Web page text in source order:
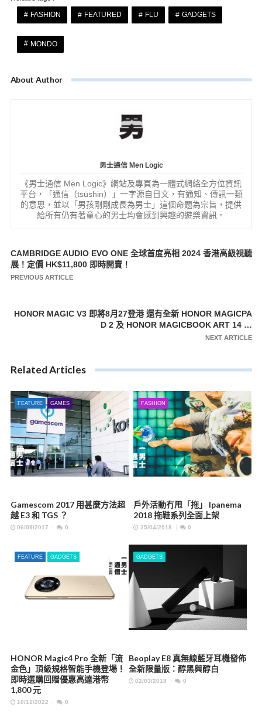
FASHION
FEATURED FLU GADGETS
MONDO
About Author
男士通信 Men Logic
《男士通信 Men Logic》網站及專頁為一體式網絡全方位資訊
平台，「通信（tsūshin）」一字源自日文，有通知、傳訊一類
的意思，並以「男孩剛剛成長為男士」這個命題為宗旨，提供
給所有仍有著童心的男士均會感到興趣的遊樂資訊。
文
章
覽
CAMBRIDGE AUDIO EVO ONE 全球首度亮相 2024 香港高級視聽
展！定價 HK$11,800 即時開賣！
PREVIOUS ARTICLE
HONOR MAGIC V3 即將8月27登港 還有全新 HONOR MAGICPA
D 2 及 HONOR MAGICBOOK ART 14 …
NEXT ARTICLE
Related Articles
FEATURE GAMES
Gamescom 2017 用甚麼方法超
越 E3 和 TGS ？
06/09/2017 0
FASHION
戶外活動冇甩「拖」 Ipanema
2018 拖鞋系列全面上架
25/04/2018 0
FEATURE GADGETS
HONOR Magic4 Pro 全新「流
金色」頂級規格智能手機登場！
即時選購回贈優惠高達港幣
1,800 元
10/11/2022 0
GADGETS
Beoplay E8 真無線藍牙耳機發佈
全新限量版：醇黑與醇白
02/03/2018 0